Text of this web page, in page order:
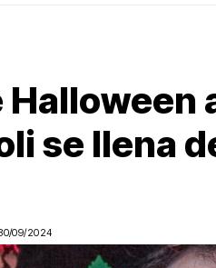
se llena
09/2024